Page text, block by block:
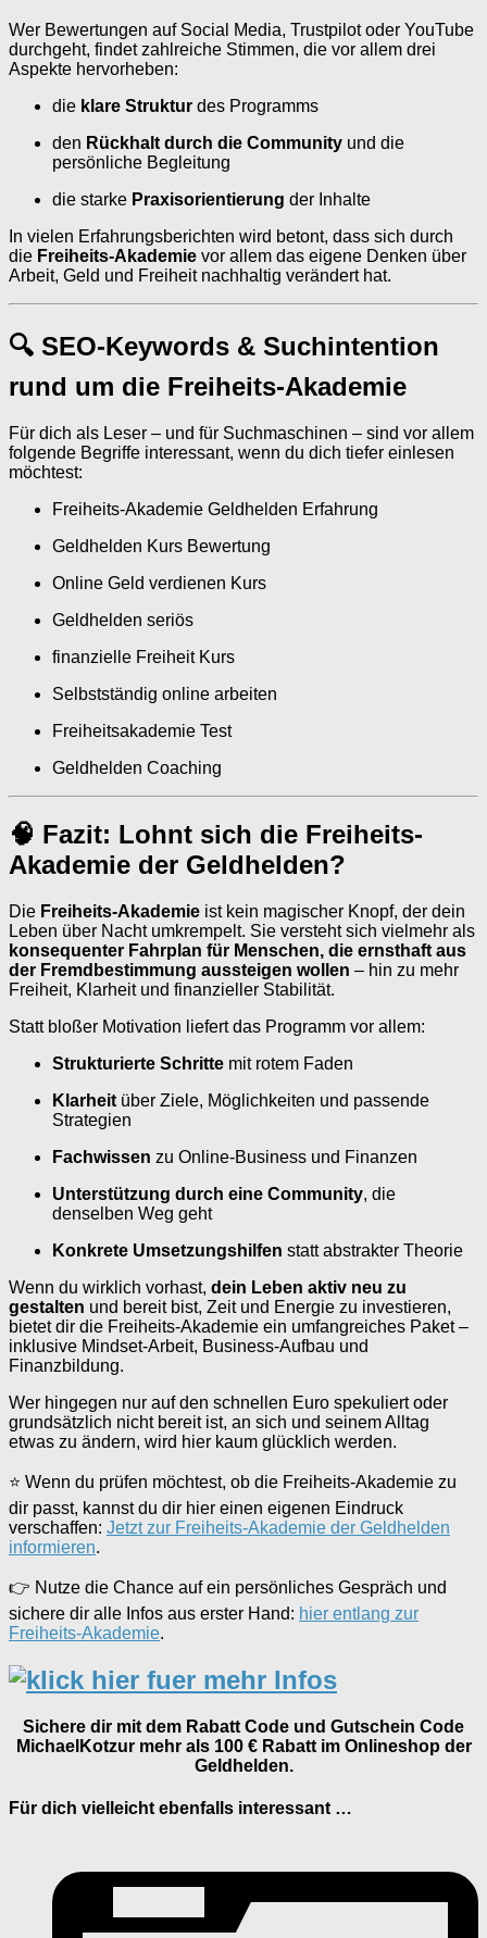
Wer Bewertungen auf Social Media, Trustpilot oder YouTube
durchgeht, findet zahlreiche Stimmen, die vor allem drei
Aspekte hervorheben:
die klare Struktur des Programms
den Rückhalt durch die Community und die
persönliche Begleitung
die starke Praxisorientierung der Inhalte
In vielen Erfahrungsberichten wird betont, dass sich durch
die Freiheits-Akademie vor allem das eigene Denken über
Arbeit, Geld und Freiheit nachhaltig verändert hat.
🔍 SEO-Keywords & Suchintention
rund um die Freiheits-Akademie
Für dich als Leser – und für Suchmaschinen – sind vor allem
folgende Begriffe interessant, wenn du dich tiefer einlesen
möchtest:
Freiheits-Akademie Geldhelden Erfahrung
Geldhelden Kurs Bewertung
Online Geld verdienen Kurs
Geldhelden seriös
finanzielle Freiheit Kurs
Selbstständig online arbeiten
Freiheitsakademie Test
Geldhelden Coaching
🧠 Fazit: Lohnt sich die Freiheits-
Akademie der Geldhelden?
Die Freiheits-Akademie ist kein magischer Knopf, der dein
Leben über Nacht umkrempelt. Sie versteht sich vielmehr als
konsequenter Fahrplan für Menschen, die ernsthaft aus
der Fremdbestimmung aussteigen wollen – hin zu mehr
Freiheit, Klarheit und finanzieller Stabilität.
Statt bloßer Motivation liefert das Programm vor allem:
Strukturierte Schritte mit rotem Faden
Klarheit über Ziele, Möglichkeiten und passende
Strategien
Fachwissen zu Online-Business und Finanzen
Unterstützung durch eine Community, die
denselben Weg geht
Konkrete Umsetzungshilfen statt abstrakter Theorie
Wenn du wirklich vorhast, dein Leben aktiv neu zu
gestalten und bereit bist, Zeit und Energie zu investieren,
bietet dir die Freiheits-Akademie ein umfangreiches Paket –
inklusive Mindset-Arbeit, Business-Aufbau und
Finanzbildung.
Wer hingegen nur auf den schnellen Euro spekuliert oder
grundsätzlich nicht bereit ist, an sich und seinem Alltag
etwas zu ändern, wird hier kaum glücklich werden.
⭐ Wenn du prüfen möchtest, ob die Freiheits-Akademie zu
dir passt, kannst du dir hier einen eigenen Eindruck
verschaffen: Jetzt zur Freiheits-Akademie der Geldhelden
informieren.
👉 Nutze die Chance auf ein persönliches Gespräch und
sichere dir alle Infos aus erster Hand: hier entlang zur
Freiheits-Akademie.
Sichere dir mit dem Rabatt Code und Gutschein Code
MichaelKotzur mehr als 100 € Rabatt im Onlineshop der
Geldhelden.
Für dich vielleicht ebenfalls interessant …